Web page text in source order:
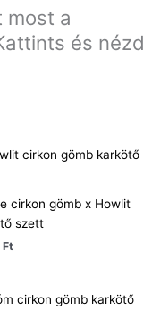
most a
és nézd
cirkon gömb x Howlit
szett
Ft